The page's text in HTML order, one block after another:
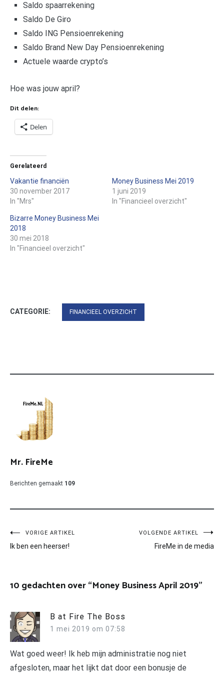
Saldo spaarrekening
Saldo De Giro
Saldo ING Pensioenrekening
Saldo Brand New Day Pensioenrekening
Actuele waarde crypto’s
Hoe was jouw april?
Dit delen:
Delen
Gerelateerd
Vakantie financiën
30 november 2017
In "Mrs"
Money Business Mei 2019
1 juni 2019
In "Financieel overzicht"
Bizarre Money Business Mei
2018
30 mei 2018
In "Financieel overzicht"
CATEGORIE: FINANCIEEL OVERZICHT
Mr. FireMe
Berichten gemaakt 109
Bericht
navigatie
VORIGE ARTIKEL
Ik ben een heerser!
VOLGENDE ARTIKEL
FireMe in de media
10 gedachten over “Money Business April 2019”
B at Fire The Boss
1 mei 2019 om 07:58
Wat goed weer! Ik heb mijn administratie nog niet
afgesloten, maar het lijkt dat door een bonusje de